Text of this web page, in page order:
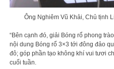
Ông Nghiêm Vũ Khải, Chủ tịnh
“Bên cạnh đó, giải Bóng rổ phong
nội dung Bóng rổ 3×3 tới đông đảo
đô; góp phần tạo không khí vui tươi
cuối tuần.